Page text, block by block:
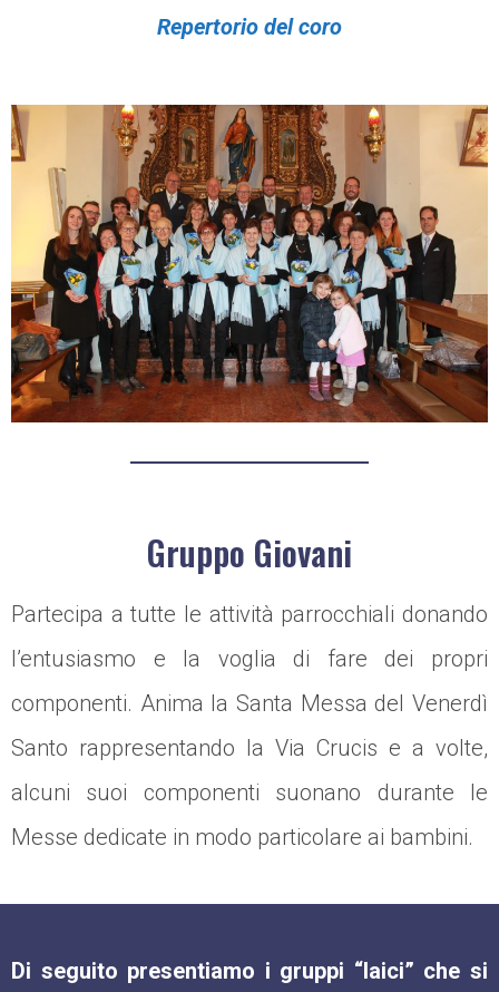
Repertorio del coro
Gruppo Giovani
Partecipa a tutte le attività parrocchiali donando
l’entusiasmo e la voglia di fare dei propri
componenti. Anima la Santa Messa del Venerdì
Santo rappresentando la Via Crucis e a volte,
alcuni suoi componenti suonano durante le
Messe dedicate in modo particolare ai bambini.
Di seguito presentiamo i gruppi “laici” che si